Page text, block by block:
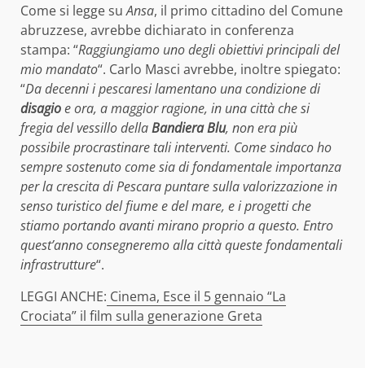
Come si legge suAnsa, il primo cittadino del Comune
abruzzese, avrebbe dichiarato in conferenza
stampa: “Raggiungiamo uno degli obiettivi principali del
mio mandato“. Carlo Masci avrebbe, inoltre spiegato:
“Da decenni i pescaresi lamentano una condizione di
disagioe ora, a maggior ragione, in una città che si
fregia del vessillo dellaBandiera Blu, non era più
possibile procrastinare tali interventi. Come sindaco ho
sempre sostenuto come sia di fondamentale importanza
per la crescita di Pescara puntare sulla valorizzazione in
senso turistico del fiume e del mare, e i progetti che
stiamo portando avanti mirano proprio a questo. Entro
quest’anno consegneremo alla città queste fondamentali
infrastrutture“.
LEGGI ANCHE: Cinema, Esce il 5 gennaio “La
Crociata” il film sulla generazione Greta